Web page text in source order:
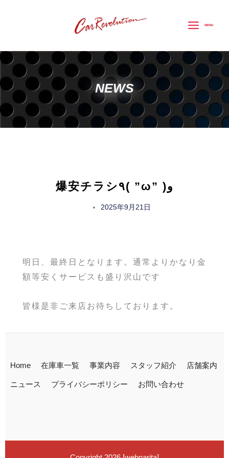
キ
プ
MENU
NEWS
爆安チラシ٩( ”ω” )و
2025年9月21日
明日、最終日となります。通常よりかなり金
額等安くサービスも盛り沢山です
皆様是非ご来店お待ちしております。
Home 在庫車一覧 事業内容 スタッフ紹介 店舗案内
ニュース プライバシーポリシー お問い合わせ